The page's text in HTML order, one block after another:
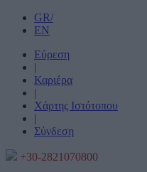
GR/
EN
Εύρεση
|
Καριέρα
|
Χάρτης Ιστότοπου
|
Σύνδεση
+30-2821070800